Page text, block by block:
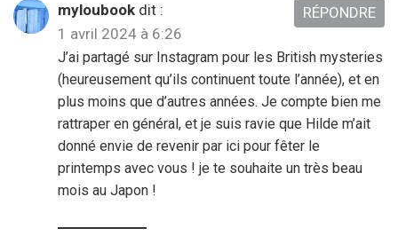
myloubook dit :
1 avril 2024 à 6:26
J’ai partagé sur Instagram pour les British mysteries
(heureusement qu’ils continuent toute l’année), et en
plus moins que d’autres années. Je compte bien me
rattraper en général, et je suis ravie que Hilde m’ait
donné envie de revenir par ici pour fêter le
printemps avec vous ! je te souhaite un très beau
mois au Japon !
RÉPONDRE